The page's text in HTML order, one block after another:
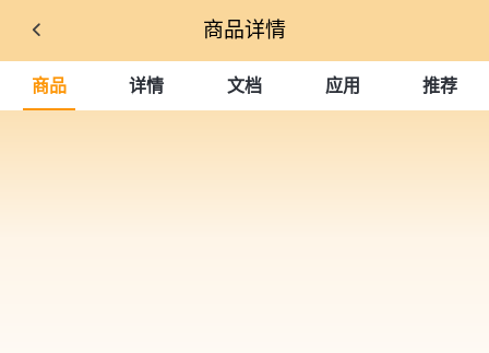
商品详情
商品 详情 文档 应用 推荐